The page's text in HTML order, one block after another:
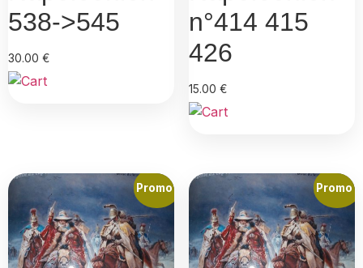
538->545
30.00 €
n°414 415
426
15.00 €
Promo ! Promo !